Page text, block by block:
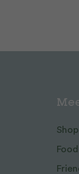
Shop